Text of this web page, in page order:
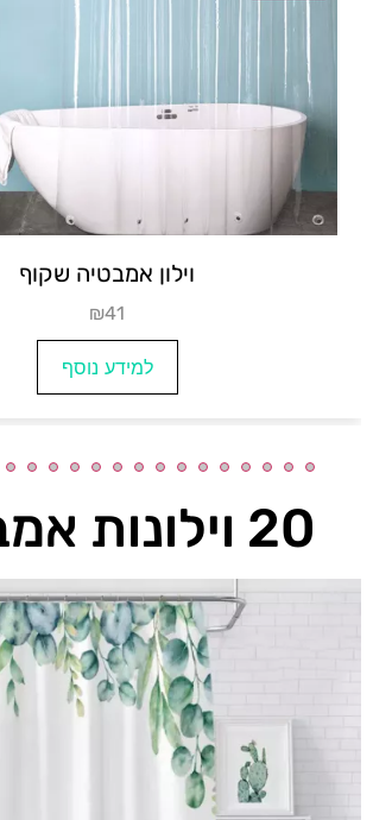
וילונות אמבטיה
₪37
למידע נוסף
20 וילונות אמבטיה